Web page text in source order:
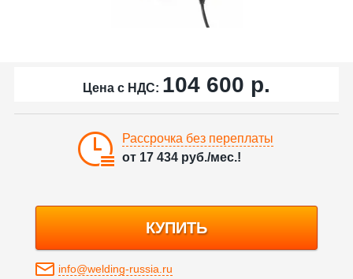
Цена с НДС: 104 600 р.
Рассрочка без переплаты
от 17 434 руб./мес.!
КУПИТЬ
info@welding-russia.ru